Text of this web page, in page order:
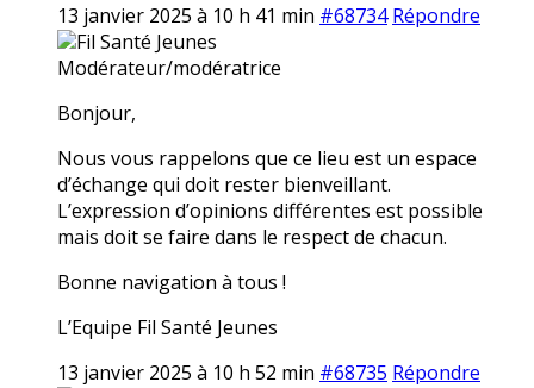
13 janvier 2025 à 10 h 41 min #68734 Répondre
Fil Santé Jeunes
Modérateur/modératrice
Bonjour,
Nous vous rappelons que ce lieu est un espace
d’échange qui doit rester bienveillant.
L’expression d’opinions différentes est possible
mais doit se faire dans le respect de chacun.
Bonne navigation à tous !
L’Equipe Fil Santé Jeunes
13 janvier 2025 à 10 h 52 min #68735 Répondre